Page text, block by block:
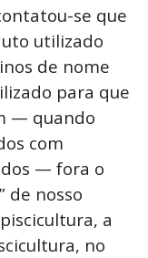
se que
utilizado
de nome
para que
— quando
com
— fora o
de nosso
a
no